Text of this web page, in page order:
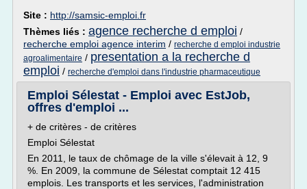
Site : http://samsic-emploi.fr
Thèmes liés : agence recherche d emploi /
recherche emploi agence interim / recherche d emploi industrie
agroalimentaire / presentation a la recherche d
emploi / recherche d'emploi dans l'industrie pharmaceutique
Emploi Sélestat - Emploi avec EstJob,
offres d'emploi ...
+ de critères - de critères
Emploi Sélestat
En 2011, le taux de chômage de la ville s'élevait à 12, 9
%. En 2009, la commune de Sélestat comptait 12 415
emplois. Les transports et les services, l'administration